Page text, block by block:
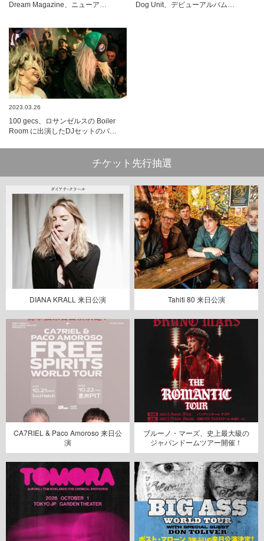
Dream Magazine、ニューア…
Dog Unit、デビューアルバム…
2023.03.26
100 gecs、ロサンゼルスの Boiler
Room に出演したDJセットのパ…
チケット先行抽選
DIANA KRALL 来日公演 Tahiti 80 来日公演
CA7RIEL & Paco Amoroso 来日公
演
ブルーノ・マーズ、史上最大級の
ジャパンドームツアー開催！